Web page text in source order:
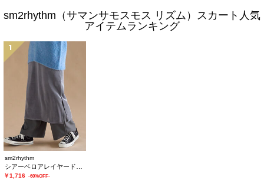
sm2rhythm（サマンサモスモス リズム）スカート人気
アイテムランキング
1
sm2rhythm
￥1,716 -60%OFF-